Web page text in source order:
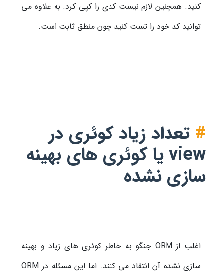
کنید. همچنین لازم نیست کدی را کپی کرد. به علاوه می
توانید کد خود را تست کنید چون منطق ثابت است.
# تعداد زیاد کوئری در
view یا کوئری های بهینه
‌سازی نشده
اغلب از ORM جنگو به خاطر کوئری های زیاد و بهینه
‌سازی نشده آن انتقاد می کنند. اما این مسئله در ORM